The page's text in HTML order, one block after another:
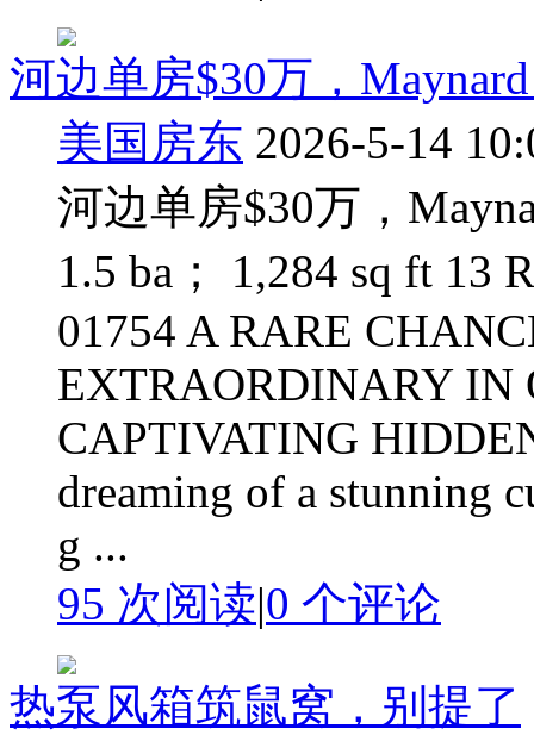
河边单房$30万，
美国房东 2026-5-14
河边单房$30万，
1.5 ba； 1,284 sq ft 13
01754 A RARE
EXTRAORDINARY IN
CAPTIVATING
dreaming of a stunning
g ...
95 次阅读|0 个评论
热泵风箱筑鼠窝，别提了